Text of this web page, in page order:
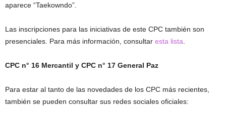
aparece “Taekowndo”.
Las inscripciones para las iniciativas de este CPC también son
presenciales. Para más información, consultar esta lista
CPC n° 16 Mercantil y CPC n° 17 General Paz
Para estar al tanto de las novedades de los CPC más recientes,
también se pueden consultar sus redes sociales oficiales: